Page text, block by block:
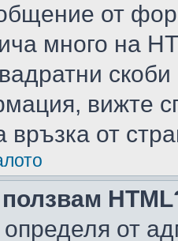
от
много на
вижте
връзка от
от